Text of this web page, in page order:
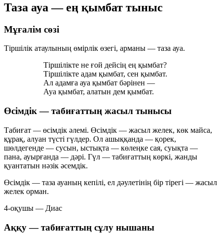
Таза ауа — ең қымбат тыныс
Мұғалім сөзі
Тіршілік атаулының өмірлік өзегі, арманы — таза ауа.
Тіршілікте не ғой дейсің ең қымбат?
Тіршілікте адам қымбат, сен қымбат.
Ал адамға ауа қымбат бәрінен —
Ауа қымбат, алатын дем қымбат.
Өсімдік — табиғаттың жасыл тынысы
Табиғат — өсімдік әлемі. Өсімдік — жасыл желек, көк майса,
құрақ, алуан түсті гүлдер. Ол ашыққанда — қорек,
шөлдегенде — сусын, ыстықта — көлеңке сая, суықта —
пана, ауырғанда — дәрі. Гүл — табиғаттың көркі, жанды
қуантатын нәзік әсемдік.
Өсімдік — таза ауаның кепілі, ел дәулетінің бір тірегі — жасыл
желек орман.
4-оқушы — Диас
Аққу — табиғаттың сұлу нышаны